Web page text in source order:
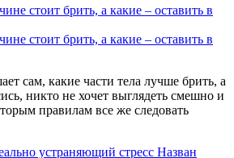
стоит брить, а какие – оставить в
стоит брить, а какие – оставить в
сам, какие части тела лучше брить, а
никто не хочет выглядеть смешно и
правилам все же следовать
Назван